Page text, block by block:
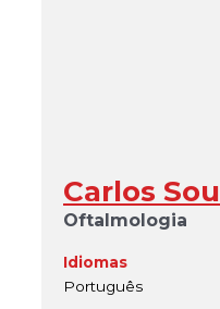
Carlos
Oftalmologia
Idiomas
Português